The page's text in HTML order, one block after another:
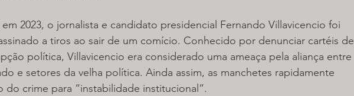
2023, o jornalista e candidato presidencial Fernando Villavicencio foi
a tiros ao sair de um comício. Conhecido por denunciar cartéis de
política, Villavicencio era considerado uma ameaça pela aliança entre
e setores da velha política. Ainda assim, as manchetes rapidamente
do crime para “instabilidade institucional”.